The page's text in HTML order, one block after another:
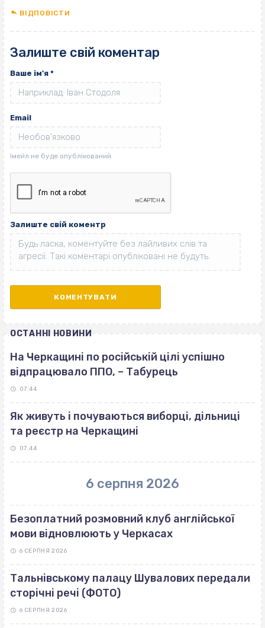
ВІДПОВІCТИ
Залиште свій коментар
Ваше ім'я *
Email
Залиште свій коментр
ОСТАННІ НОВИНИ
На Черкащині по російській цілі успішно
відпрацювало ППО, – Табурець
07:44
Як живуть і почуваються виборці, дільниці
та реєстр на Черкащині
07:44
6 серпня 2026
Безоплатний розмовний клуб англійської
мови відновлюють у Черкасах
6 СЕРПНЯ 2026
Тальнівському палацу Шувалових передали
сторічні речі (ФОТО)
6 СЕРПНЯ 2026